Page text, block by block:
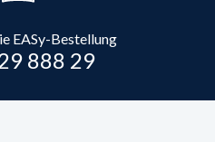
EASy-Bestellung
888 29